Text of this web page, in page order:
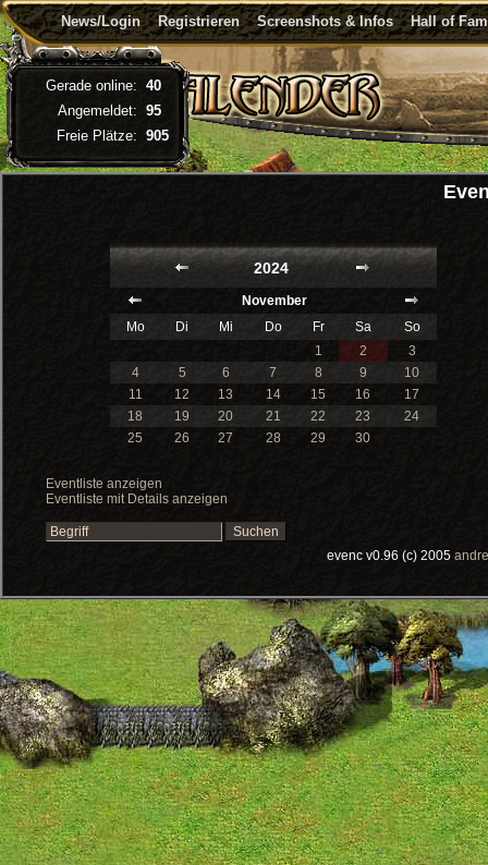
News/Login Registrieren Screenshots & Infos Hall of
2024
November
Mo
Di Mi Do Fr Sa
So
1
2
3
4
5 6 7 8 9
10
11
12 13 14 15 16
17
18
19 20 21 22 23
24
25
26 27 28 29 30
Eventliste anzeigen
Eventliste mit Details anzeigen
evenc v0.96 (c) 2005
Gerade online: 40
Angemeldet: 95
Freie Plätze: 905